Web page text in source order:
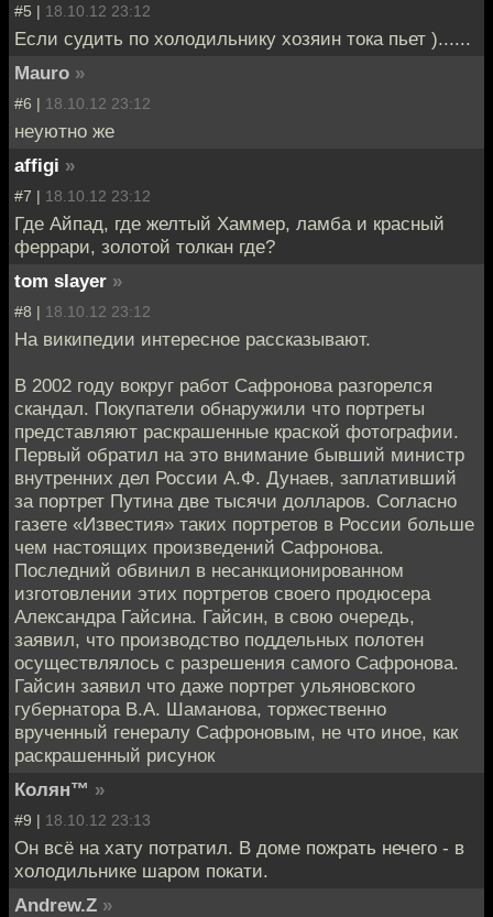
#5 | 18.10.12 23:12
Если судить по холодильнику хозяин тока пьет )......
Mauro »
#6 | 18.10.12 23:12
неуютно же
affigi »
#7 | 18.10.12 23:12
Где Айпад, где желтый Хаммер, ламба и красный
феррари, золотой толкан где?
tom slayer »
#8 | 18.10.12 23:12
На википедии интересное рассказывают.
В 2002 году вокруг работ Сафронова разгорелся
скандал. Покупатели обнаружили что портреты
представляют раскрашенные краской фотографии.
Первый обратил на это внимание бывший министр
внутренних дел России А.Ф. Дунаев, заплативший
за портрет Путина две тысячи долларов. Согласно
газете «Известия» таких портретов в России больше
чем настоящих произведений Сафронова.
Последний обвинил в несанкционированном
изготовлении этих портретов своего продюсера
Александра Гайсина. Гайсин, в свою очередь,
заявил, что производство поддельных полотен
осуществлялось с разрешения самого Сафронова.
Гайсин заявил что даже портрет ульяновского
губернатора В.А. Шаманова, торжественно
врученный генералу Сафроновым, не что иное, как
раскрашенный рисунок
Колян™ »
#9 | 18.10.12 23:13
Он всё на хату потратил. В доме пожрать нечего - в
холодильнике шаром покати.
Andrew.Z »